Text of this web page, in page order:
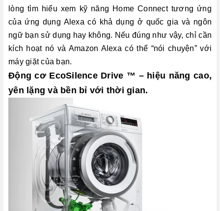
lòng tìm hiểu xem kỹ năng Home Connect tương ứng
của ứng dụng Alexa có khả dụng ở quốc gia và ngôn
ngữ bạn sử dụng hay không. Nếu đúng như vậy, chỉ cần
kích hoạt nó và Amazon Alexa có thể “nói chuyện” với
máy giặt của bạn.
Động cơ EcoSilence Drive ™ – hiệu năng cao,
yên lặng và bền bỉ với thời gian.